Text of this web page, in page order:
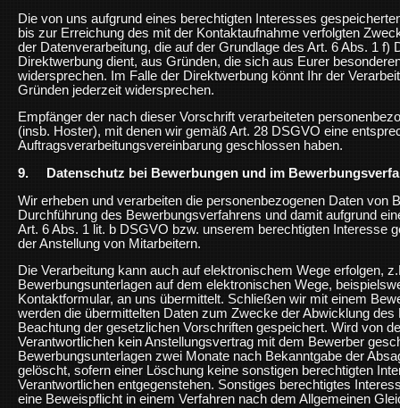
Die von uns aufgrund eines berechtigten Interesses
bis zur Erreichung des mit der Kontaktaufnahme verfolgten
der Datenverarbeitung, die auf der Grundlage des Art. 6 Abs. 1 f)
Direktwerbung dient, aus Gründen, die sich aus Eurer
widersprechen. Im Falle der Direktwerbung könnt Ihr der
Gründen jederzeit widersprechen.
Empfänger der nach dieser Vorschrift verarbeiteten
(insb. Hoster), mit denen wir gemäß Art. 28 DSGVO eine
Auftragsverarbeitungsvereinbarung geschlossen haben.
9. Datenschutz bei Bewerbungen und im
Wir erheben und verarbeiten die personenbezogenen Daten von
Durchführung des Bewerbungsverfahrens und damit aufgrund
Art. 6 Abs. 1 lit. b DSGVO bzw. unserem berechtigten Interesse
der Anstellung von Mitarbeitern.
Die Verarbeitung kann auch auf elektronischem Wege erfolgen,
Bewerbungsunterlagen auf dem elektronischen Wege,
Kontaktformular, an uns übermittelt. Schließen wir mit einem
werden die übermittelten Daten zum Zwecke der Abwicklung
Beachtung der gesetzlichen Vorschriften gespeichert. Wird von
Verantwortlichen kein Anstellungsvertrag mit dem Bewerber
Bewerbungsunterlagen zwei Monate nach Bekanntgabe der
gelöscht, sofern einer Löschung keine sonstigen berechtigten
Verantwortlichen entgegenstehen. Sonstiges berechtigtes
eine Beweispflicht in einem Verfahren nach dem Allgemeinen